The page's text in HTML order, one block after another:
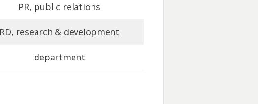
PR, public relations
RD, research & development
department